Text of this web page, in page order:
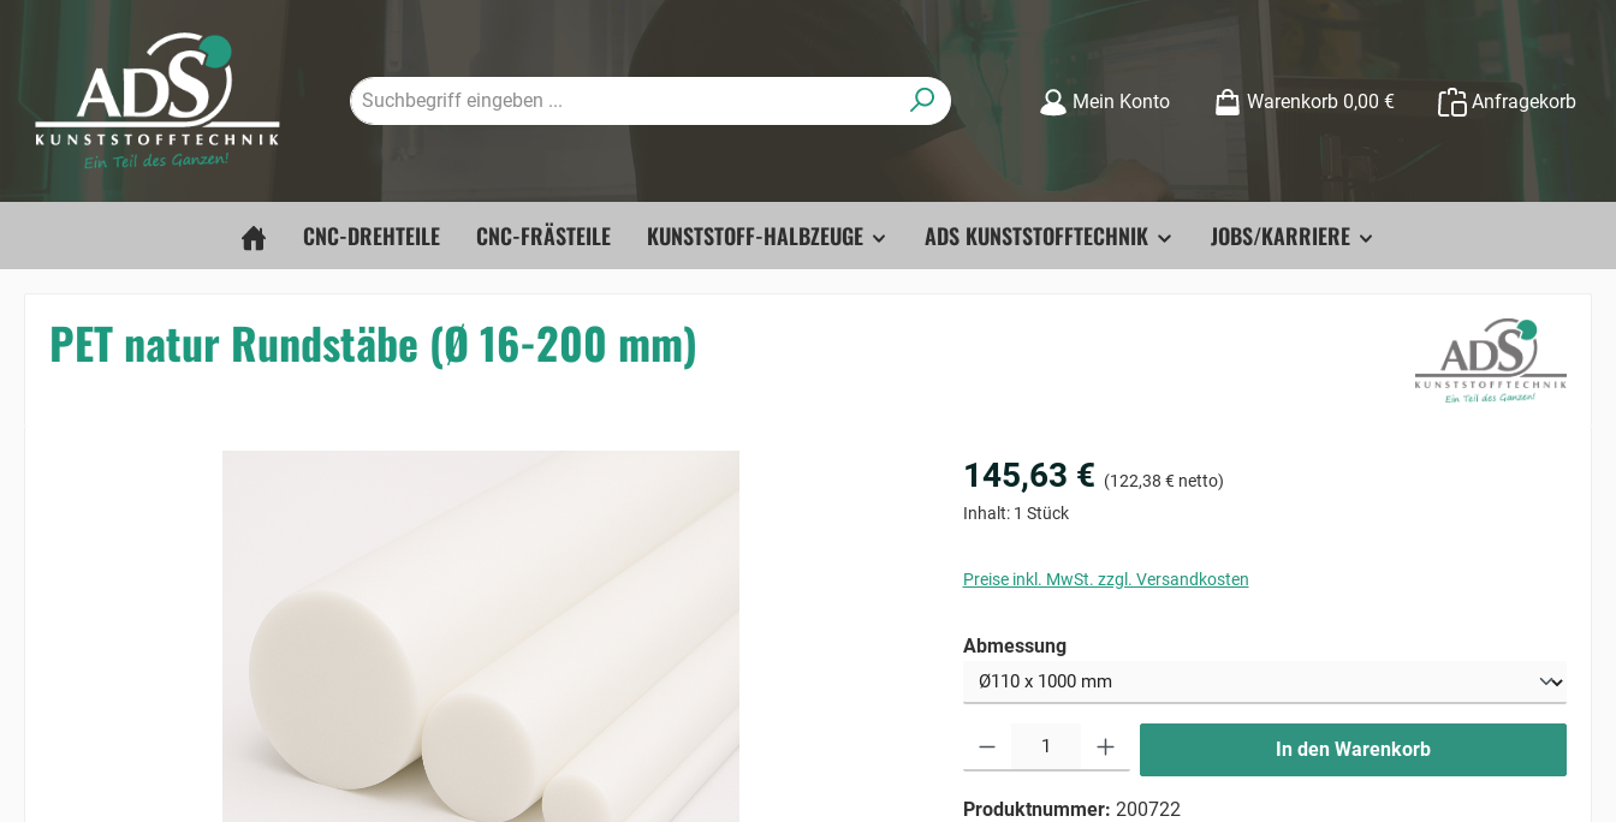
Zur Hauptnavigation springen
Mein Konto Warenkorb 0,00 € Anfragekorb
CNC-DREHTEILE CNC-FRÄSTEILE KUNSTSTOFF-HALBZEUGE ADS KUNSTSTOFFTECHNIK JOBS/KARRIERE
PET natur Rundstäbe (Ø 16-200 mm)
145,63 € (122,38 € netto)
Inhalt: 1 Stück
Preise inkl. MwSt. zzgl. Versandkosten
Abmessungauswählen
In den Warenkorb
Produktnummer: 200722